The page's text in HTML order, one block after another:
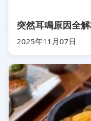
突然耳鳴原因全
2025年11月07日